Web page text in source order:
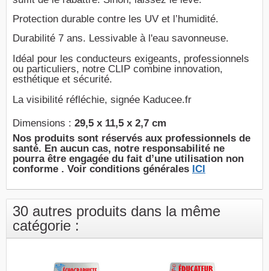
Protection durable contre les UV et l’humidité.
Durabilité 7 ans. Lessivable à l'eau savonneuse.
Idéal pour les conducteurs exigeants, professionnels
ou particuliers, notre CLIP combine innovation,
esthétique et sécurité.
La visibilité réfléchie, signée Kaducee.fr
Dimensions : 29,5 x 11,5 x 2,7 cm
Nos produits sont réservés aux professionnels de
santé. En aucun cas, notre responsabilité ne
pourra être engagée du fait d’une utilisation non
conforme . Voir conditions générales ICI
30 autres produits dans la même
catégorie :